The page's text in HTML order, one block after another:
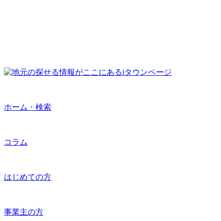
ホーム・検索
コラム
はじめての方
事業主の方